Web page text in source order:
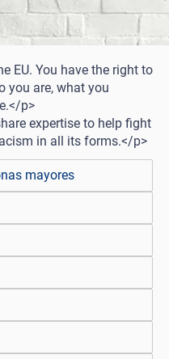
EU. You have the right to
you are, what you
p>
expertise to help fight
in all its forms.</p>
mayores